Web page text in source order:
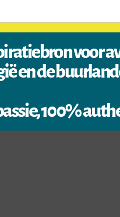
voor
en de
100%